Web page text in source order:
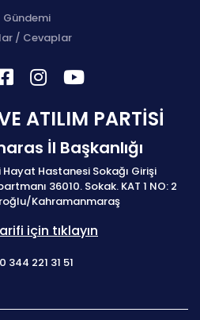
Gündemi
/ Cevaplar
ATILIM PARTİSİ
İl Başkanlığı
Hastanesi Sokağı Girişi
36010. Sokak. KAT 1 NO: 2
Kahramanmaraş
için tıklayın
0 344 221 31 51